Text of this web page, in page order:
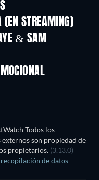
(EN STREAMING)
2
& SAM
Todos los
son propiedad de
propietarios. (3.13.0)
de datos